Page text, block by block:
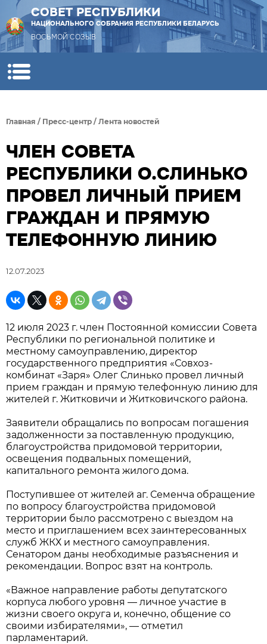
СОВЕТ РЕСПУБЛИКИ
НАЦИОНАЛЬНОГО СОБРАНИЯ РЕСПУБЛИКИ БЕЛАРУСЬ
ВОСЬМОЙ СОЗЫВ
Главная / Пресс-центр / Лента новостей
ЧЛЕН СОВЕТА
РЕСПУБЛИКИ О.СЛИНЬКО
ПРОВЕЛ ЛИЧНЫЙ ПРИЕМ
ГРАЖДАН И ПРЯМУЮ
ТЕЛЕФОННУЮ ЛИНИЮ
12.07.2023
12 июля 2023 г. член Постоянной комиссии Совета
Республики по региональной политике и
местному самоуправлению, директор
государственного предприятия «Совхоз-
комбинат «Заря» Олег Слинько провел личный
прием граждан и прямую телефонную линию для
жителей г. Житковичи и Житковичского района.
Заявители обращались по вопросам погашения
задолженности за поставленную продукцию,
благоустройства придомовой территории,
освещения подвальных помещений,
капитального ремонта жилого дома.
Поступившее от жителей аг. Семенча обращение
по вопросу благоустройства придомовой
территории было рассмотрено с выездом на
место и приглашением всех заинтересованных
служб ЖКХ и местного самоуправления.
Сенатором даны необходимые разъяснения и
рекомендации. Вопрос взят на контроль.
«Важное направление работы депутатского
корпуса любого уровня — личное участие в
жизни своего округа и, конечно, общение со
своими избирателями», — отметил
парламентарий.